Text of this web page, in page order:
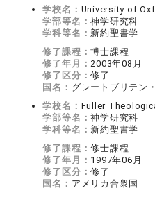
学校名： University of
学部等名：神学研究科
学科等名： 新約聖書学
修了課程：博士課程
修了年月：2003年08月
修了区分：修了
国名： グレートブリテン
学校名： Fuller
学部等名：神学研究科
学科等名： 新約聖書学
修了課程：修士課程
修了年月： 1997年06月
修了区分：修了
国名： アメリカ合衆国